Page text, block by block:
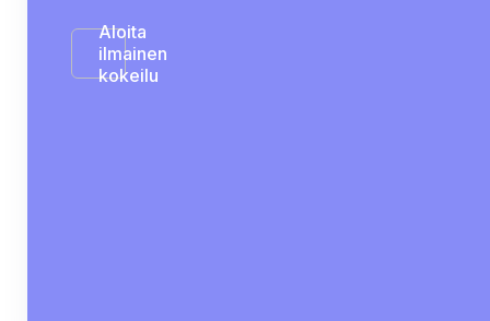
Aloita
ilmainen
kokeilu